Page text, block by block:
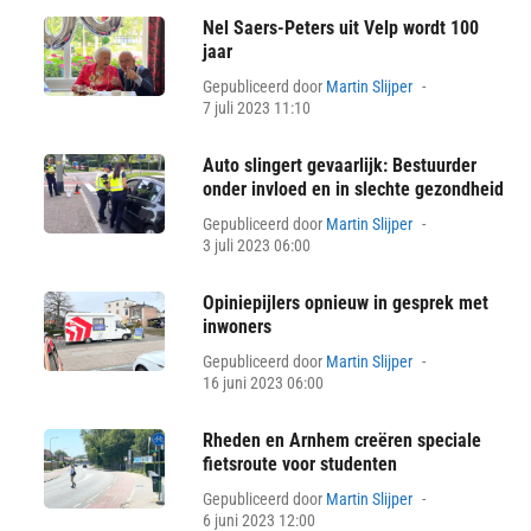
Nel Saers-Peters uit Velp wordt 100
jaar
Gepubliceerd door Martin Slijper
7 juli 2023 11:10
Auto slingert gevaarlijk: Bestuurder
onder invloed en in slechte gezondheid
Gepubliceerd door Martin Slijper
3 juli 2023 06:00
Opiniepijlers opnieuw in gesprek met
inwoners
Gepubliceerd door Martin Slijper
16 juni 2023 06:00
Rheden en Arnhem creëren speciale
fietsroute voor studenten
Gepubliceerd door Martin Slijper
6 juni 2023 12:00